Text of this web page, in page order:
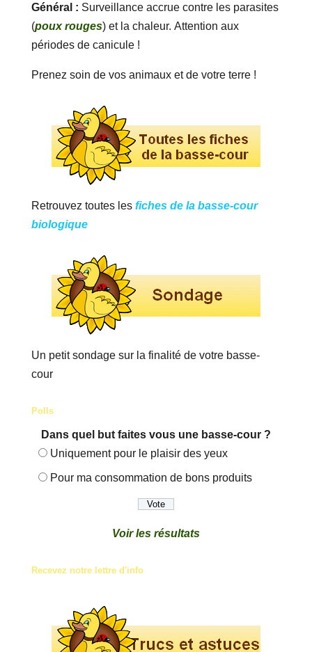
Général : Surveillance accrue contre les parasites
(poux rouges) et la chaleur. Attention aux
périodes de canicule !
Prenez soin de vos animaux et de votre terre !
Retrouvez toutes les fiches de la basse-cour
biologique
Un petit sondage sur la finalité de votre basse-
cour
Polls
Dans quel but faites vous une basse-cour ?
Uniquement pour le plaisir des yeux
Pour ma consommation de bons produits
Voir les résultats
Recevez notre lettre d'info